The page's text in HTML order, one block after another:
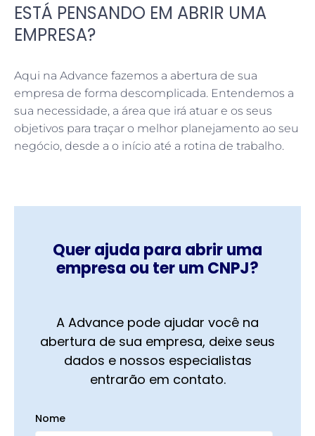
ESTÁ PENSANDO EM ABRIR UMA
EMPRESA?
Aqui na Advance fazemos a abertura de sua
empresa de forma descomplicada. Entendemos a
sua necessidade, a área que irá atuar e os seus
objetivos para traçar o melhor planejamento ao seu
negócio, desde a o início até a rotina de trabalho.
Quer ajuda para abrir uma
empresa ou ter um CNPJ?
A Advance pode ajudar você na
abertura de sua empresa, deixe seus
dados e nossos especialistas
entrarão em contato.
Nome